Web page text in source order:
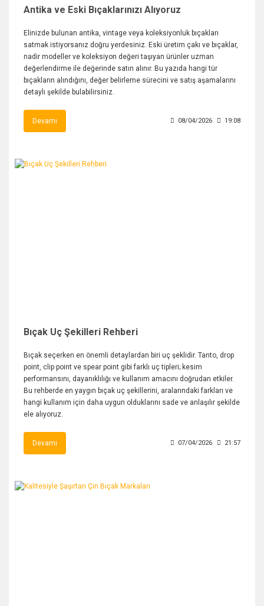
Antika ve Eski Bıçaklarınızı Alıyoruz
Elinizde bulunan antika, vintage veya koleksiyonluk bıçakları
satmak istiyorsanız doğru yerdesiniz. Eski üretim çakı ve bıçaklar,
nadir modeller ve koleksiyon değeri taşıyan ürünler uzman
değerlendirme ile değerinde satın alınır. Bu yazıda hangi tür
bıçakların alındığını, değer belirleme sürecini ve satış aşamalarını
detaylı şekilde bulabilirsiniz.
Devamı 08/04/2026 19:08
Bıçak Uç Şekilleri Rehberi
Bıçak seçerken en önemli detaylardan biri uç şeklidir. Tanto, drop
point, clip point ve spear point gibi farklı uç tipleri; kesim
performansını, dayanıklılığı ve kullanım amacını doğrudan etkiler.
Bu rehberde en yaygın bıçak uç şekillerini, aralarındaki farkları ve
hangi kullanım için daha uygun olduklarını sade ve anlaşılır şekilde
ele alıyoruz.
Devamı 07/04/2026 21:57